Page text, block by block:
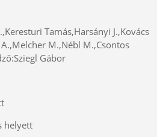
Tamás,Harsányi J.,Kovács
M.,Nébl M.,Csontos
Gábor
helyett